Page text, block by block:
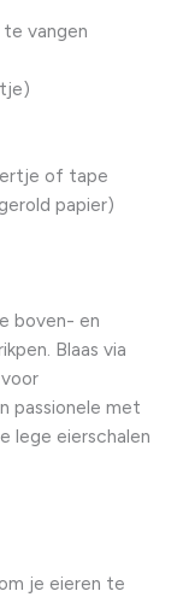
te vangen
of tape
papier)
boven- en
Blaas via
passionele met
lege eierschalen
je eieren te